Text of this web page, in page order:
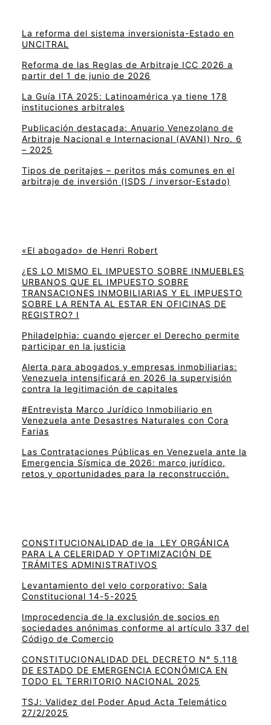
La reforma del sistema inversionista-Estado en
UNCITRAL
Reforma de las Reglas de Arbitraje ICC 2026 a
partir del 1 de junio de 2026
La Guía ITA 2025: Latinoamérica ya tiene 178
instituciones arbitrales
Publicación destacada: Anuario Venezolano de
Arbitraje Nacional e Internacional (AVANI) Nro. 6
– 2025
Tipos de peritajes – peritos más comunes en el
arbitraje de inversión (ISDS / inversor-Estado)
«El abogado» de Henri Robert
¿ES LO MISMO EL IMPUESTO SOBRE INMUEBLES
URBANOS QUE EL IMPUESTO SOBRE
TRANSACIONES INMOBILIARIAS Y EL IMPUESTO
SOBRE LA RENTA AL ESTAR EN OFICINAS DE
REGISTRO? I
Philadelphia: cuando ejercer el Derecho permite
participar en la justicia
Alerta para abogados y empresas inmobiliarias:
Venezuela intensificará en 2026 la supervisión
contra la legitimación de capitales
#Entrevista Marco Jurídico Inmobiliario en
Venezuela ante Desastres Naturales con Cora
Farias
Las Contrataciones Públicas en Venezuela ante la
Emergencia Sísmica de 2026: marco jurídico,
retos y oportunidades para la reconstrucción.
CONSTITUCIONALIDAD de la LEY ORGÁNICA
PARA LA CELERIDAD Y OPTIMIZACIÓN DE
TRÁMITES ADMINISTRATIVOS
Levantamiento del velo corporativo: Sala
Constitucional 14-5-2025
Improcedencia de la exclusión de socios en
sociedades anónimas conforme al artículo 337 del
Código de Comercio
CONSTITUCIONALIDAD DEL DECRETO N° 5.118
DE ESTADO DE EMERGENCIA ECONÓMICA EN
TODO EL TERRITORIO NACIONAL 2025
TSJ: Validez del Poder Apud Acta Telemático
27/2/2025